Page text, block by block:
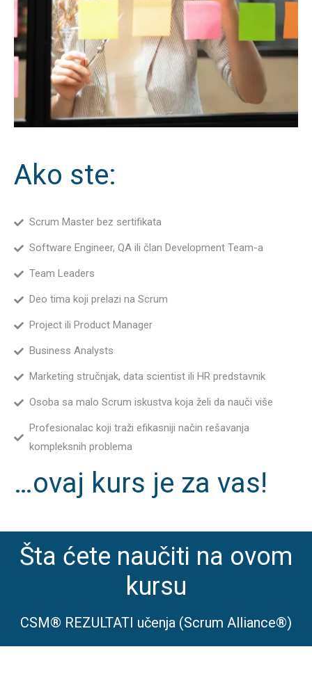
Ako ste:
Scrum Master bez sertifikata
Software Engineer, QA ili član Development Team-a
Team Leaders
Deo tima koji prelazi na Scrum
Project ili Product Manager
Business Analysts
Marketing stručnjak, data scientist ili HR predstavnik
Osoba sa malo Scrum iskustva koja želi da nauči više
Profesionalac koji traži efikasniji način rešavanja
kompleksnih problema
…ovaj kurs je za vas!
Šta ćete naučiti na ovom
kursu
CSM® REZULTATI učenja (Scrum Alliance®)